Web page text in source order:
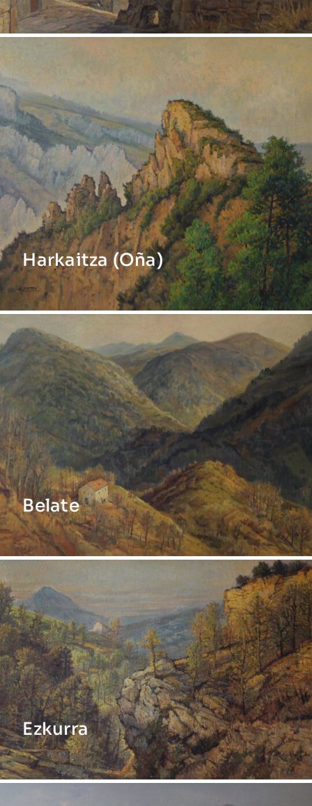
Harkaitza (Oña)
Belate
Ezkurra